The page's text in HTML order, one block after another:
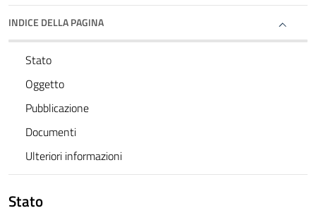
INDICE DELLA PAGINA
Stato
Oggetto
Pubblicazione
Documenti
Ulteriori informazioni
Stato